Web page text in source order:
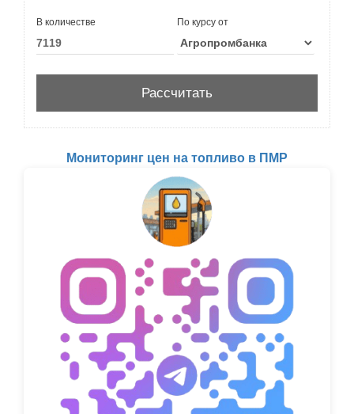
В количестве По курсу от
Мониторинг цен на топливо в ПМР